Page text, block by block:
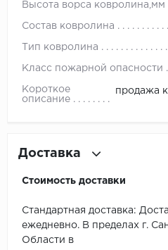
Высота ворса ковролина,мм
Состав ковролина
Тип ковролина
Класс пожарной опасности
Короткое
описание
продажа
Доставка
Стоимость доставки
Стандартная доставка:
ежедневно. В пределах г.
Области в